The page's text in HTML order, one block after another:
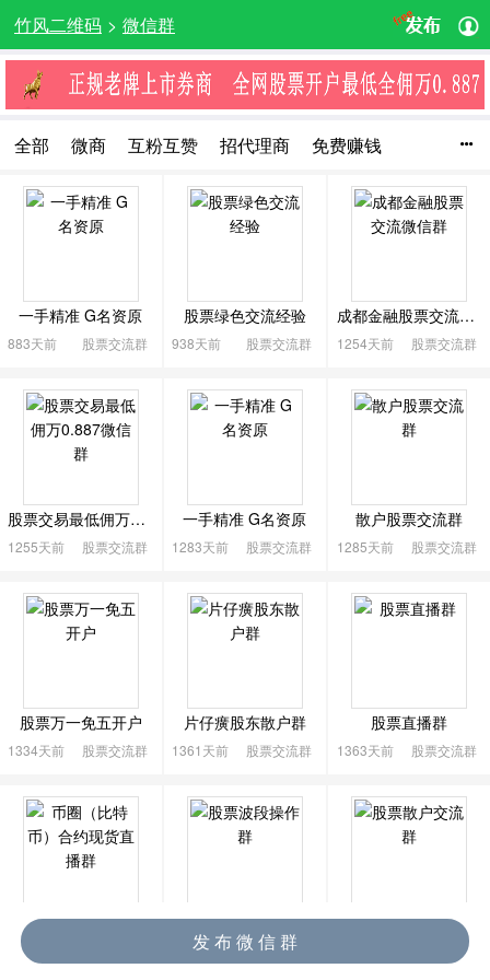
竹风二维码 > 微信群
全部 微商 互粉互赞 招代理商
免费赚钱
创业群
代理品牌 技术开发 营销推广
萌宠
摄影群
旅游 购物
汽车
网红直播
物品转让 驴友群 车友群
吃喝玩乐
文化交流
影视娱乐 爱音乐 动漫卡通
生活服务
艺术及收藏
棋牌娱乐 兴趣爱好
股票交流群
投资交流群

一手精准 G名资原
883天前 股票交流群
股票绿色交流经验
938天前 股票交流群
成都金融股票交流微信群
1254天前 股票交流群
股票交易最低佣万0.887微信群
1255天前 股票交流群
一手精准 G名资原
1283天前 股票交流群
散户股票交流群
1285天前 股票交流群
股票万一免五开户
1334天前 股票交流群
片仔癀股东散户群
1361天前 股票交流群
股票直播群
1363天前 股票交流群
币圈（比特币）合约现货直播群
1367天前
股票波段操作群
1373天前 股票交流群
股票散户交流群
股票交流群
发 布 微 信 群